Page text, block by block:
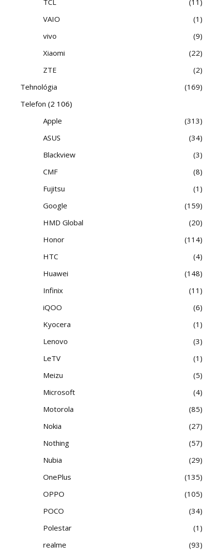
VAIO
1
vivo
9
Xiaomi
22
ZTE
2
Tehnológia
169
Telefon (2 106)
Apple
313
ASUS
34
Blackview
3
CMF
8
Fujitsu
1
Google
159
HMD Global
20
Honor
114
HTC
4
Huawei
148
Infinix
11
iQOO
6
Kyocera
1
Lenovo
3
LeTV
1
Meizu
5
Microsoft
4
Motorola
85
Nokia
27
Nothing
57
Nubia
29
OnePlus
135
OPPO
105
POCO
34
Polestar
1
realme
93